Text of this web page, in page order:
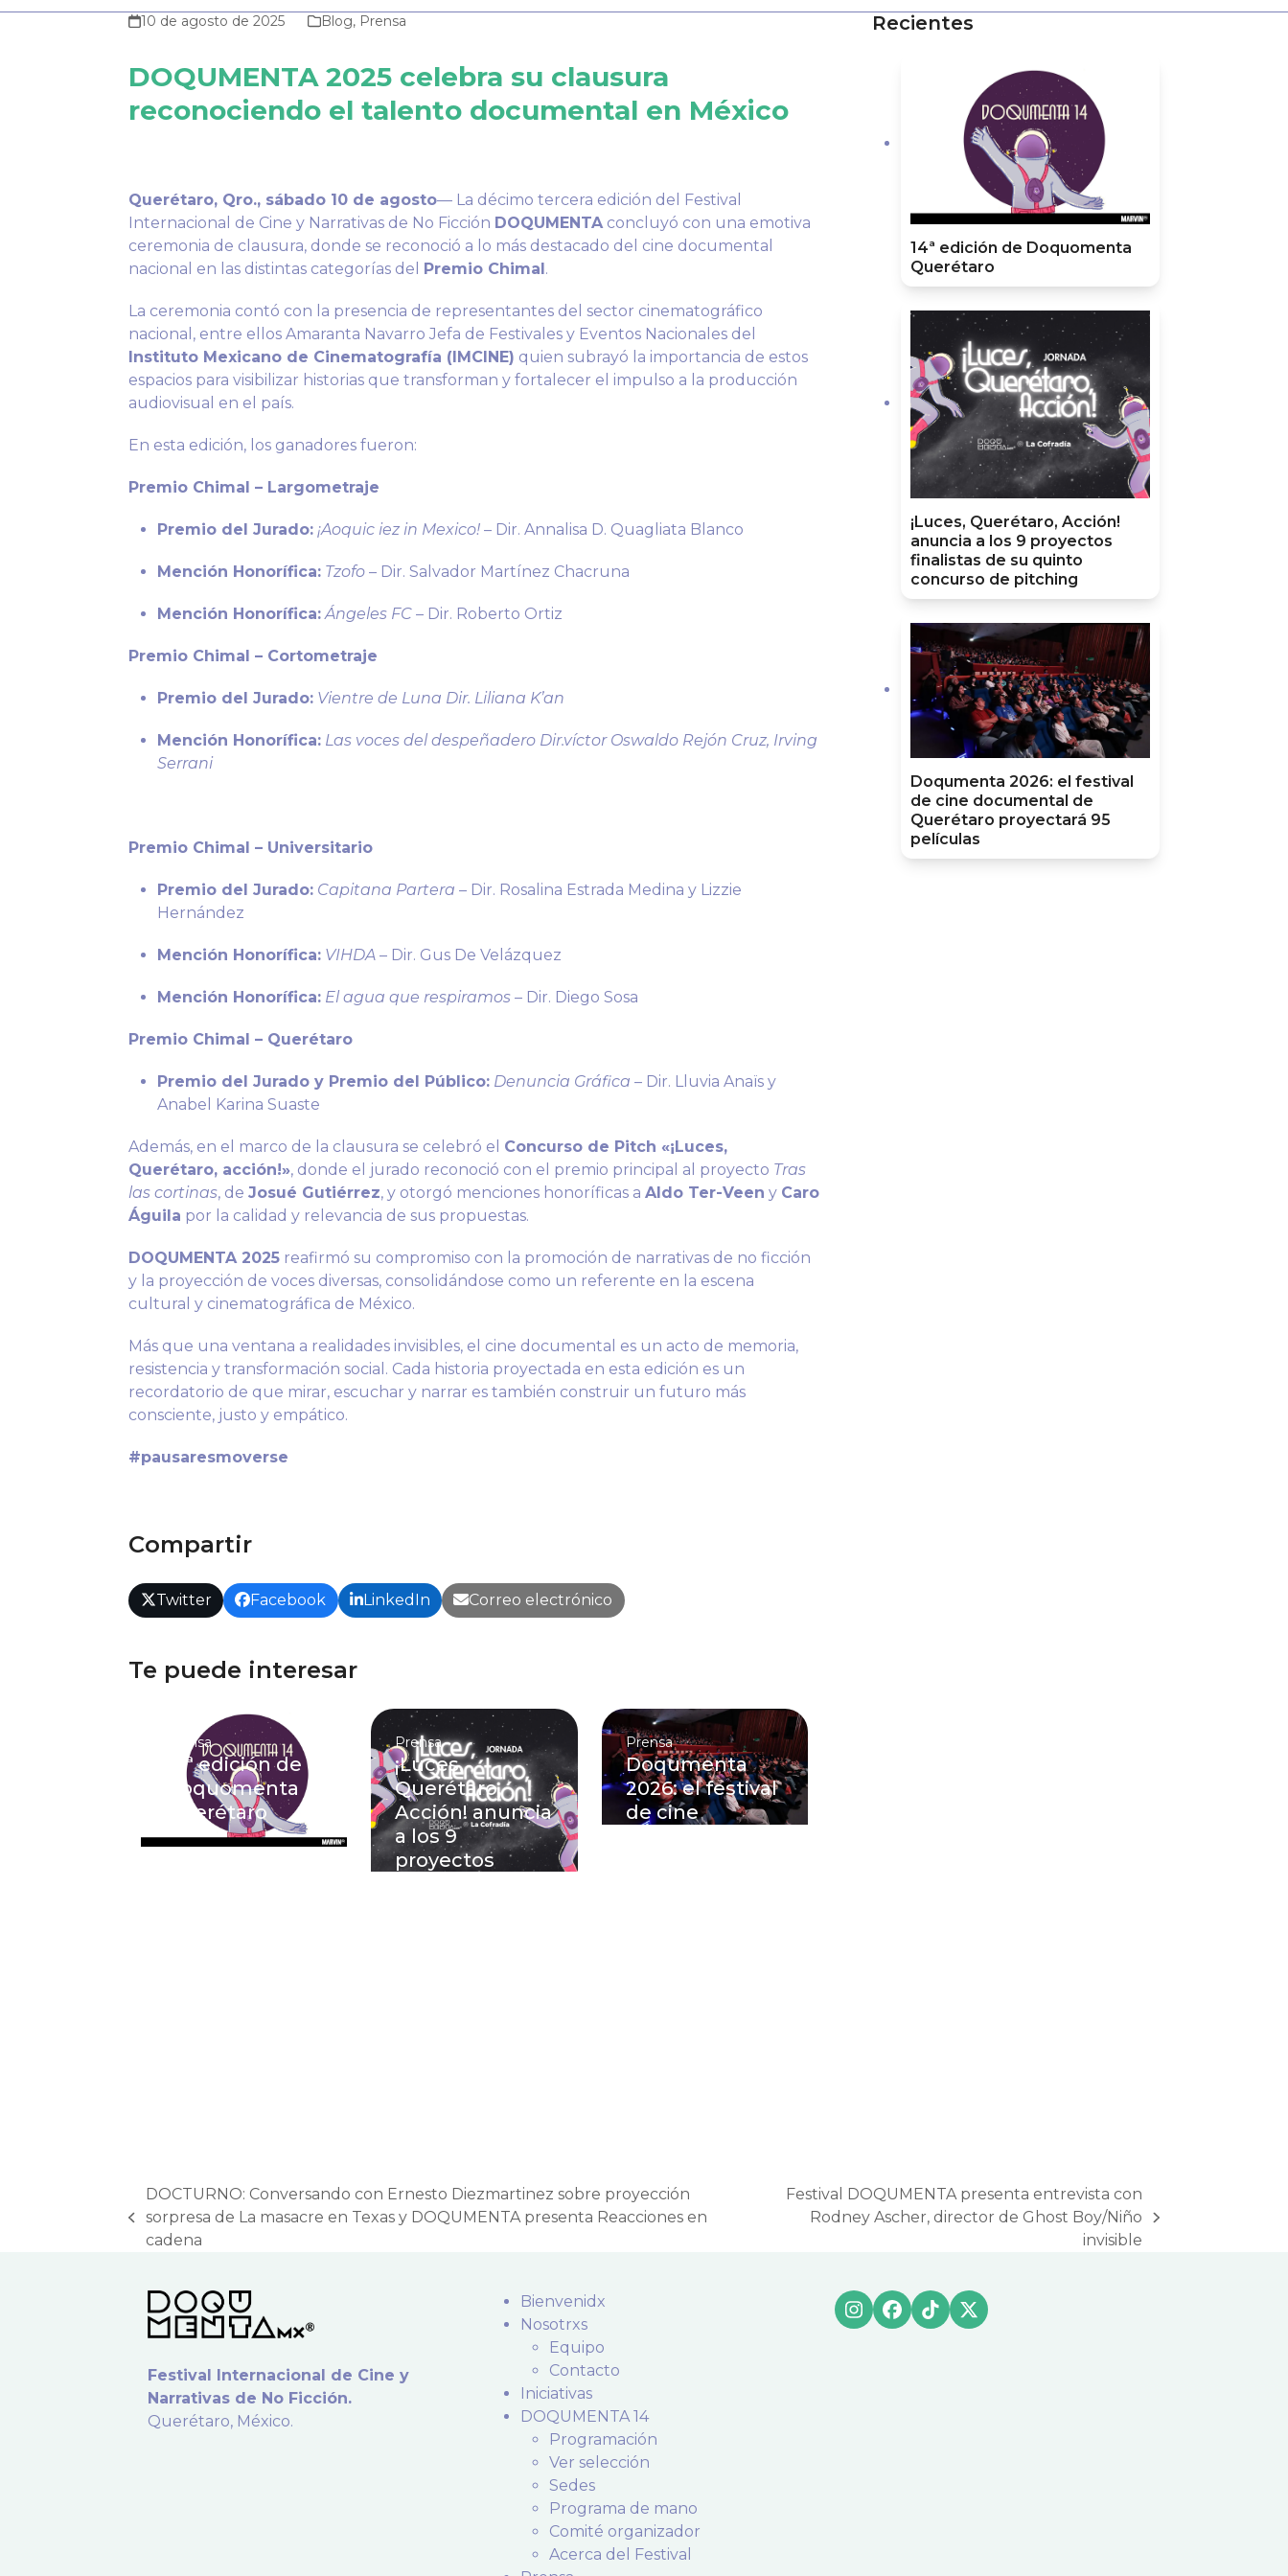
10 de agosto de 2025 Blog, Prensa
DOQUMENTA 2025 celebra su clausura
reconociendo el talento documental en México
Querétaro, Qro., sábado 10 de agosto— La décimo tercera edición del Festival
Internacional de Cine y Narrativas de No Ficción DOQUMENTAconcluyó con una emotiva
ceremonia de clausura, donde se reconoció a lo más destacado del cine documental
nacional en las distintas categorías del Premio Chimal.
La ceremonia contó con la presencia de representantes del sector cinematográfico
nacional, entre ellos Amaranta Navarro Jefa de Festivales y Eventos Nacionales del
Instituto Mexicano de Cinematografía (IMCINE) quien subrayó la importancia de estos
espacios para visibilizar historias que transforman y fortalecer el impulso a la producción
audiovisual en el país.
En esta edición, los ganadores fueron:
Premio Chimal – Largometraje
Premio del Jurado: ¡Aoquic iez in Mexico! – Dir. Annalisa D. Quagliata Blanco
Mención Honorífica: Tzofo – Dir. Salvador Martínez Chacruna
Mención Honorífica: Ángeles FC – Dir. Roberto Ortiz
Premio Chimal – Cortometraje
Premio del Jurado: Vientre de Luna Dir. Liliana K’an
Mención Honorífica: Las voces del despeñadero Dir.víctor Oswaldo Rejón Cruz, Irving
Serrani
Premio Chimal – Universitario
Premio del Jurado: Capitana Partera – Dir. Rosalina Estrada Medina y Lizzie
Hernández
Mención Honorífica: VIHDA – Dir. Gus De Velázquez
Mención Honorífica: El agua que respiramos – Dir. Diego Sosa
Premio Chimal – Querétaro
Premio del Jurado y Premio del Público: Denuncia Gráfica – Dir. Lluvia Anaïs y
Anabel Karina Suaste
Además, en el marco de la clausura se celebró el Concurso de Pitch «¡Luces,
Querétaro, acción!», donde el jurado reconoció con el premio principal al proyecto Tras
las cortinas, deJosué Gutiérrez, y otorgó menciones honoríficas aAldo Ter-Veen y Caro
Águila por la calidad y relevancia de sus propuestas.
DOQUMENTA 2025 reafirmó su compromiso con la promoción de narrativas de no ficción
y la proyección de voces diversas, consolidándose como un referente en la escena
cultural y cinematográfica de México.
Más que una ventana a realidades invisibles, el cine documental es un acto de memoria,
resistencia y transformación social. Cada historia proyectada en esta edición es un
recordatorio de que mirar, escuchar y narrar es también construir un futuro más
consciente, justo y empático.
#pausaresmoverse
Compartir
Twitter Facebook LinkedIn Correo electrónico
Te puede interesar
Prensa
14ª edición de
Doquomenta
Querétaro
Prensa
¡Luces,
Querétaro,
Acción! anuncia
a los 9
proyectos
Prensa
Doqumenta
2026: el festival
de cine
Recientes
14ª edición de Doquomenta
Querétaro
¡Luces, Querétaro, Acción!
anuncia a los 9 proyectos
finalistas de su quinto
concurso de pitching
Doqumenta 2026: el festival
de cine documental de
Querétaro proyectará 95
películas
previous
post:
DOCTURNO: Conversando con Ernesto Diezmartinez sobre proyección
sorpresa de La masacre en Texas y DOQUMENTA presenta Reacciones en
cadena
Festival DOQUMENTA presenta entrevista con
Rodney Ascher, director de Ghost Boy/Niño
invisible
Festival Internacional de Cine y
Narrativas de No Ficción.
Querétaro, México.
Bienvenidx
Nosotrxs
Equipo
Contacto
Iniciativas
DOQUMENTA 14
Programación
Ver selección
Sedes
Programa de mano
Comité organizador
Acerca del Festival
Instagram
Facebook
Tiktok
X